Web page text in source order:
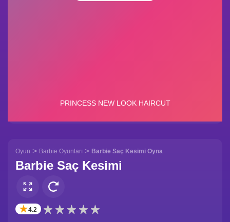
Oyun > Barbie Oyunları > Barbie Saç Kesimi Oyna
Barbie Saç Kesimi
✭4.2